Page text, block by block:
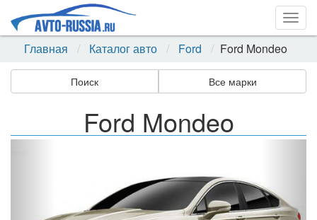
Главная
Каталог авто Ford Ford Mondeo
Поиск Все марки
Ford Mondeo